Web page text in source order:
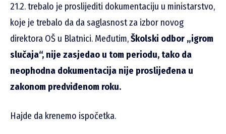
21.2. trebalo je proslijediti dokumentaciju u ministarstvo,
koje je trebalo da da saglasnost za izbor novog
direktora OŠ u Blatnici. Međutim,Školski odbor „igrom
slučaja“, nije zasjedao u tom periodu, tako da
neophodna dokumentacija nije proslijeđena u
zakonom predviđenom roku.
Hajde da krenemo ispočetka.